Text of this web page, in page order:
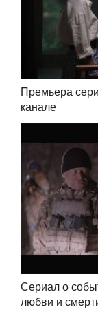
Премьера
канале
Сериал о
любви и